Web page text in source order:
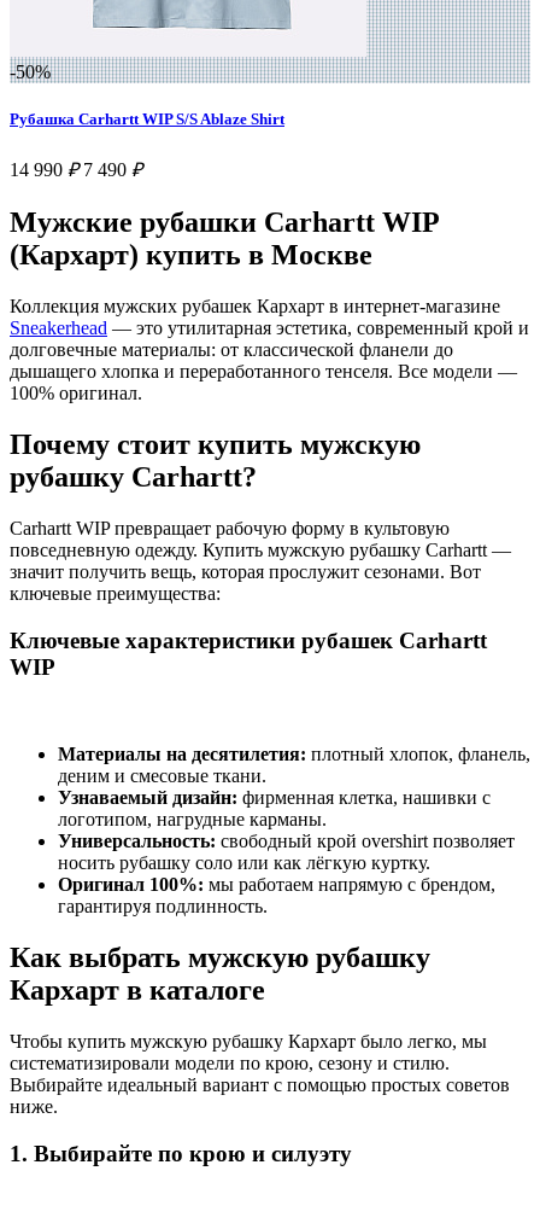
-50%
Рубашка Carhartt WIP S/S Ablaze Shirt
14 990 ₽ 7 490 ₽
Мужские рубашки Carhartt WIP
(Кархарт) купить в Москве
Коллекция мужских рубашек Кархарт в интернет-магазине
Sneakerhead — это утилитарная эстетика, современный крой и
долговечные материалы: от классической фланели до
дышащего хлопка и переработанного тенселя. Все модели —
100% оригинал.
Почему стоит купить мужскую
рубашку Carhartt?
Carhartt WIP превращает рабочую форму в культовую
повседневную одежду. Купить мужскую рубашку Carhartt —
значит получить вещь, которая прослужит сезонами. Вот
ключевые преимущества:
Ключевые характеристики рубашек Carhartt
WIP
Материалы на десятилетия: плотный хлопок, фланель,
деним и смесовые ткани.
Узнаваемый дизайн: фирменная клетка, нашивки с
логотипом, нагрудные карманы.
Универсальность: свободный крой overshirt позволяет
носить рубашку соло или как лёгкую куртку.
Оригинал 100%: мы работаем напрямую с брендом,
гарантируя подлинность.
Как выбрать мужскую рубашку
Кархарт в каталоге
Чтобы купить мужскую рубашку Кархарт было легко, мы
систематизировали модели по крою, сезону и стилю.
Выбирайте идеальный вариант с помощью простых советов
ниже.
1. Выбирайте по крою и силуэту